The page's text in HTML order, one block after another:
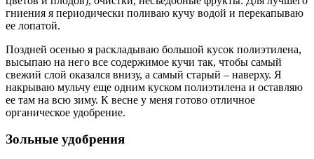
гниения я периодически поливаю кучу водой и перекапываю
ее лопатой.
Поздней осенью я раскладываю большой кусок полиэтилена,
высыпаю на него все содержимое кучи так, чтобы самый
свежий слой оказался внизу, а самый старый – наверху. Я
накрываю мульчу еще одним куском полиэтилена и оставляю
ее там на всю зиму. К весне у меня готово отличное
органическое удобрение.
Зольные удобрения